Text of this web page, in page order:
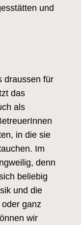
und
draussen für
das
als
in die sie
Im
denn
beliebig
und die
ganz
wir